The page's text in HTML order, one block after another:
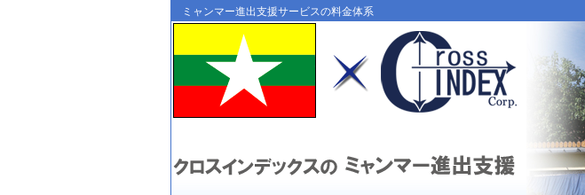
ミャンマー進出支援サービスの料金体系
ミャンマー進出支援はクロスインデックス